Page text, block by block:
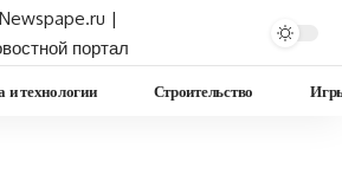
и технологии Строительство